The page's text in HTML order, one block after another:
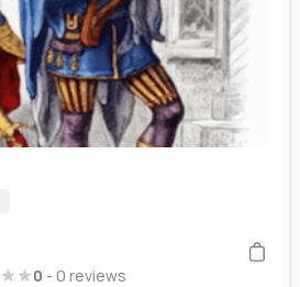
0 - 0 reviews